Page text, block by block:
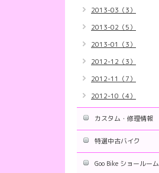
2013-03（3）
2013-02（5）
2013-01（3）
2012-12（3）
2012-11（7）
2012-10（4）
カスタム・修理情報
特選中古バイク
Goo Bike ショールーム